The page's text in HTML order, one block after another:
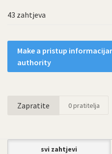
43 zahtjeva
Make a pristup
authority
Zapratite 0pratitelja
svi zahtjevi